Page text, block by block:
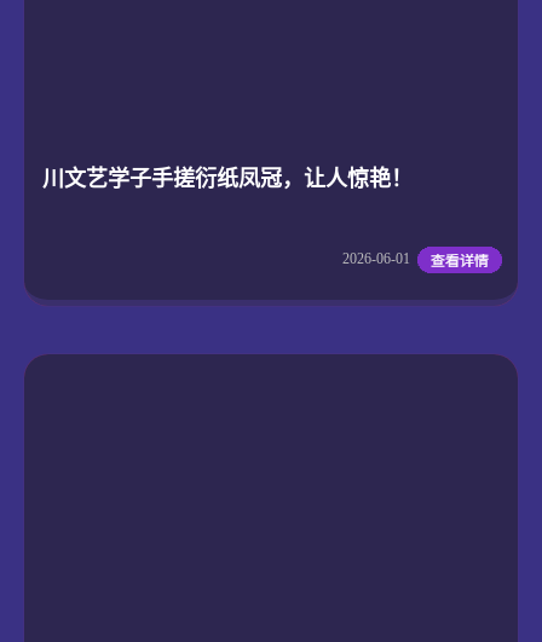
川文艺学子手搓衍纸凤冠，让人惊艳！
2026-06-01